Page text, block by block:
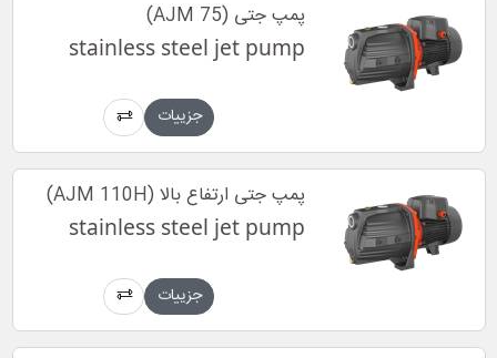
پمپ جتی (AJM 75)
stainless steel jet pump
جزییات
پمپ جتی ارتفاع بالا (AJM 110H)
stainless steel jet pump
جزییات